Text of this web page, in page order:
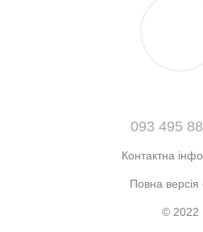
093 495
Контактна
Повна версія
© 2022